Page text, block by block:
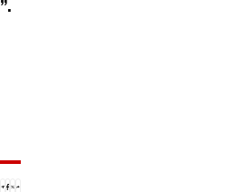
”.